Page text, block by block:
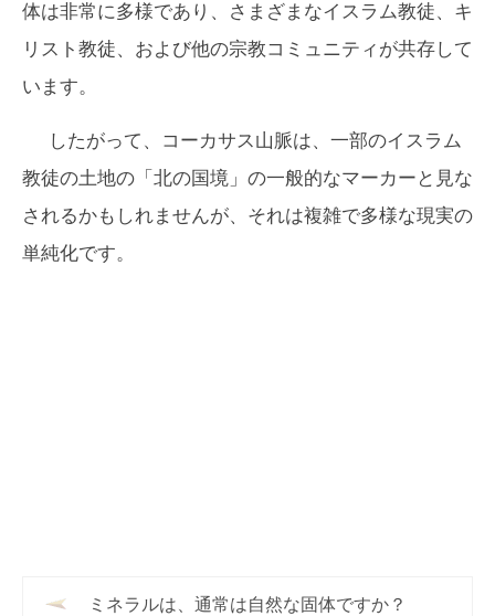
体は非常に多様であり、さまざまなイスラム教徒、キ
リスト教徒、および他の宗教コミュニティが共存して
います。
したがって、コーカサス山脈は、一部のイスラム
教徒の土地の「北の国境」の一般的なマーカーと見な
されるかもしれませんが、それは複雑で多様な現実の
単純化です。
ミネラルは、通常は自然な固体ですか？